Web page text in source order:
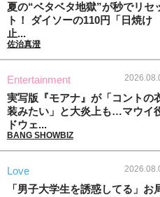
夏の“ベタベタ地獄”が秒でリセ
ト！ ダイソーの110円「日焼け
止...
佐治真澄
Entertainment
実写版『モアナ』が「コントの
装みたい」と大炎上も…マウイ
ドウェ...
BANG SHOWBIZ
Love
「男子大学生を誘惑してる」お